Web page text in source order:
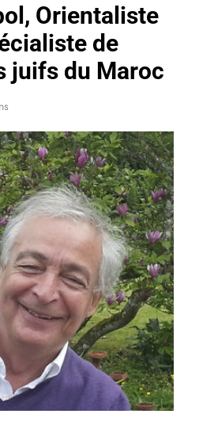
Orientaliste
de
juifs du Maroc